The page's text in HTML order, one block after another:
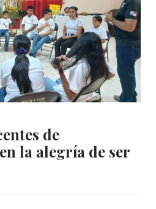
de
la alegría de ser